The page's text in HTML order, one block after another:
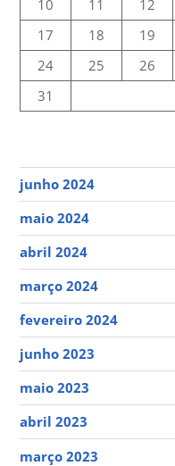
10 11 12
17
18 19
24
25 26
31
junho 2024
maio 2024
abril 2024
março 2024
fevereiro 2024
junho 2023
maio 2023
abril 2023
março 2023